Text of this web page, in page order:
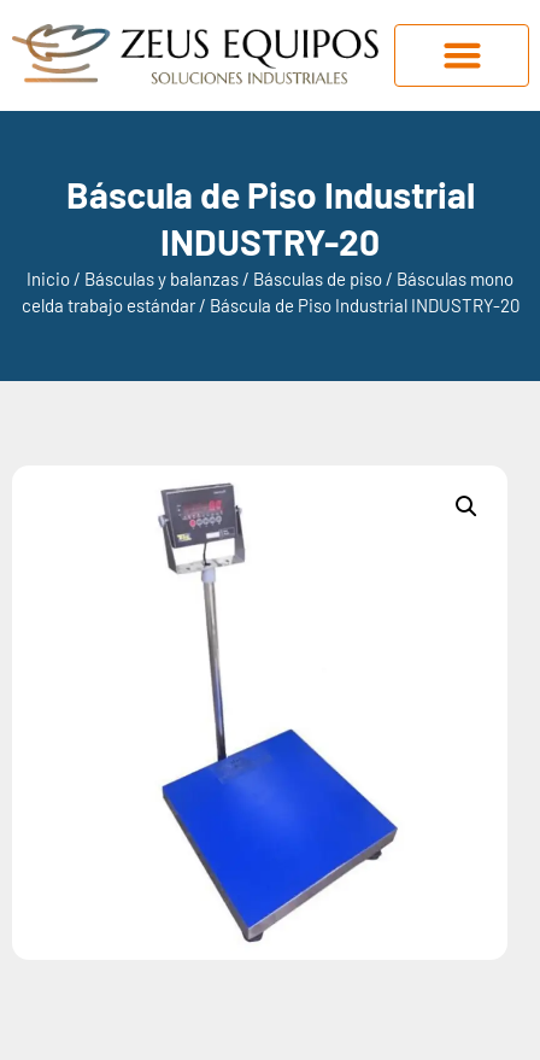
Báscula de Piso Industrial
INDUSTRY-20
Inicio / Básculas y balanzas / Básculas de piso / Básculas mono
celda trabajo estándar/ Báscula de Piso Industrial INDUSTRY-20